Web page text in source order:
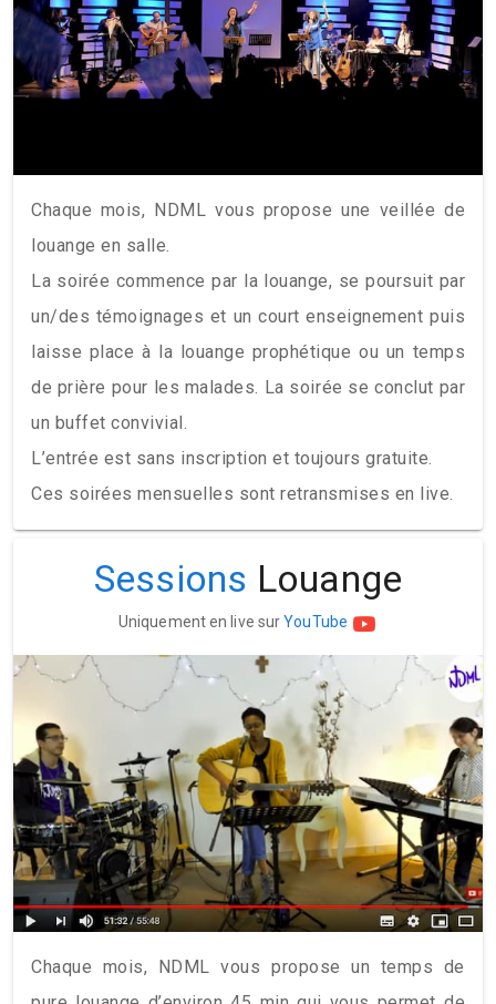
Chaque mois, NDML vous propose une veillée de
louange en salle.
La soirée commence par la louange, se poursuit par
un/des témoignages et un court enseignement puis
laisse place à la louange prophétique ou un temps
de prière pour les malades. La soirée se conclut par
un buffet convivial.
L’entrée est sans inscription et toujours gratuite.
Ces soirées mensuelles sont retransmises en live.
Sessions Louange
Uniquement en live surYouTube
Chaque mois, NDML vous propose un temps de